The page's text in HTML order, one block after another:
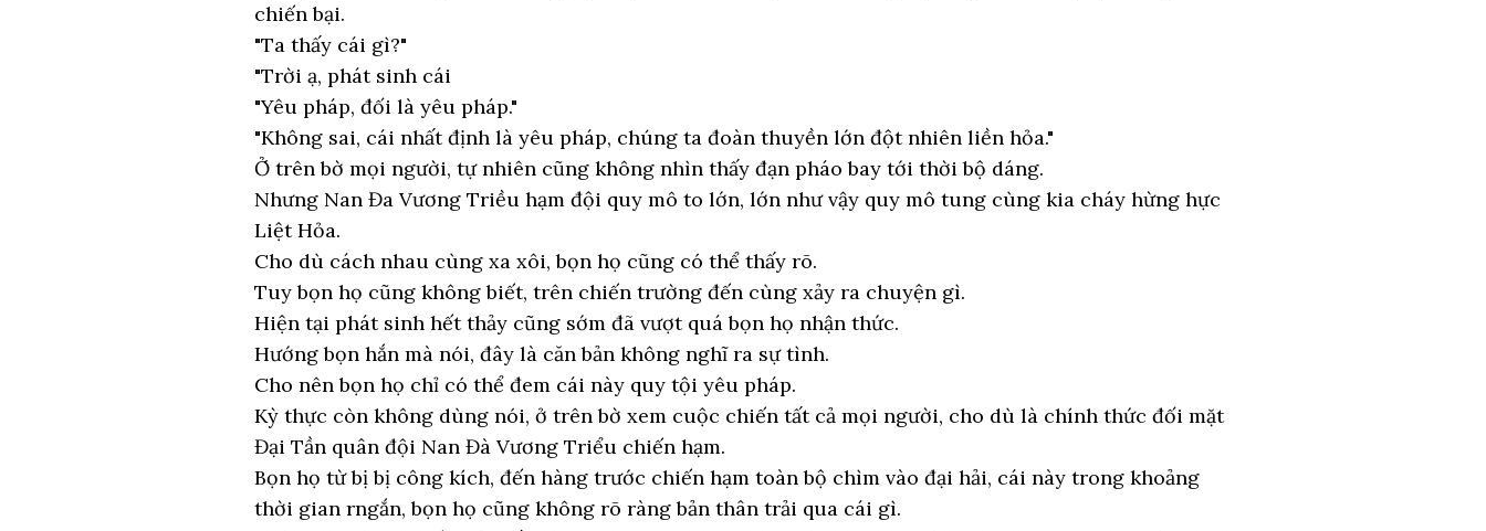
chiến bại.
"Ta thấy cái gì?"
"Trời ạ, phát sinh cái
"Yêu pháp, đối là yêu pháp."
"Không sai, cái nhất định là yêu pháp, chúng ta đoàn thuyền lớn đột nhiên liền hỏa."
Ở trên bờ mọi người, tự nhiên cũng không nhìn thấy đạn pháo bay tới thời bộ dáng.
Nhưng Nan Đa Vương Triều hạm đội quy mô to lớn, lớn như vậy quy mô tung cùng kia cháy hừng hực
Liệt Hỏa.
Cho dù cách nhau cùng xa xôi, bọn họ cũng có thể thấy rõ.
Tuy bọn họ cũng không biết, trên chiến trường đến cùng xảy ra chuyện gì.
Hiện tại phát sinh hết thảy cũng sớm đã vượt quá bọn họ nhận thức.
Hướng bọn hắn mà nói, đây là căn bản không nghĩ ra sự tình.
Cho nên bọn họ chỉ có thể đem cái này quy tội yêu pháp.
Kỳ thực còn không dùng nói, ở trên bờ xem cuộc chiến tất cả mọi người, cho dù là chính thức đối mặt
Đại Tần quân đội Nan Đà Vương Triểu chiến hạm.
Bọn họ từ bị bị công kích, đến hàng trước chiến hạm toàn bộ chìm vào đại hải, cái này trong khoảng
thời gian rngắn, bọn họ cũng không rõ ràng bản thân trải qua cái gì.